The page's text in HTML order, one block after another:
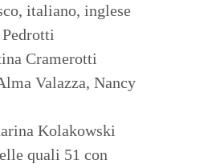
italiano, inglese
Cramerotti
Valazza, Nancy
Kolakowski
quali 51 con